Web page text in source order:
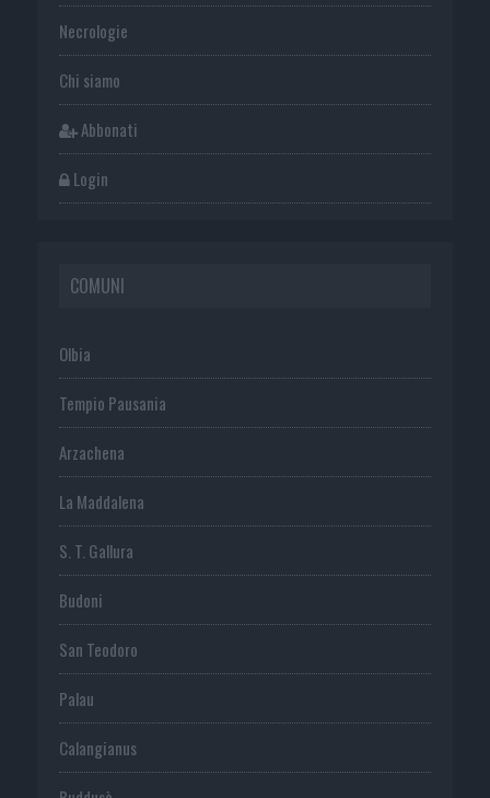
Necrologie
Chi siamo
Abbonati
Login
COMUNI
Olbia
Tempio Pausania
Arzachena
La Maddalena
S. T. Gallura
Budoni
San Teodoro
Palau
Calangianus